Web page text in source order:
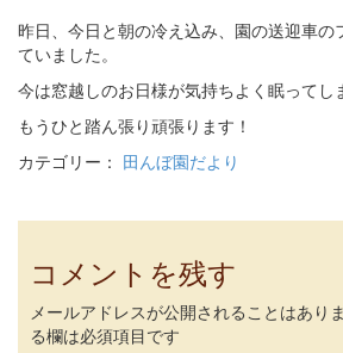
昨日、今日と朝の冷え込み、園の送迎車の
ていました。
今は窓越しのお日様が気持ちよく眠ってし
もうひと踏ん張り頑張ります！
カテゴリー： 田んぼ園だより
コメントを残す
メールアドレスが公開されることはありま
る欄は必須項目です